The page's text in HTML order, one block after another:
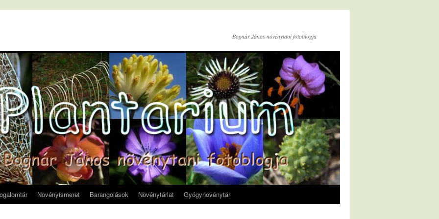
Bognár János növénytani fotoblogja
Növényismeret Barangolások Növénytárlat Gyógynövénytár